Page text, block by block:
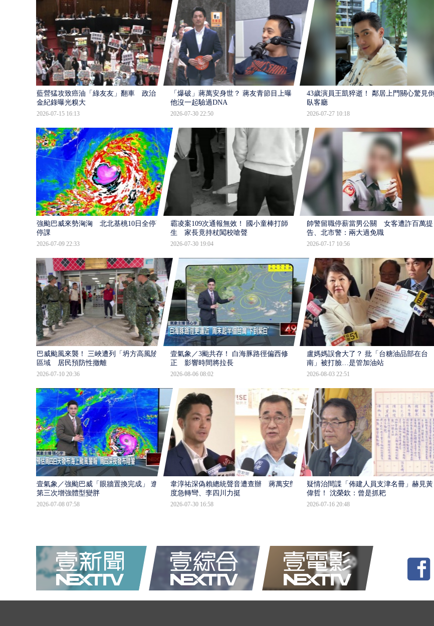
藍營猛攻致癌油「綠友友」翻車 政治獻
金紀錄曝光糗大
2026-07-15 16:13
「爆破」蔣萬安身世？ 蔣友青節目上曝：
他沒一起驗過DNA
2026-07-30 22:50
43歲演員王凱猝逝！ 鄰居上門關心驚見倒
臥客廳
2026-07-27 10:18
強颱巴威來勢洶洶 北北基桃10日全停班
停課
2026-07-09 22:33
霸凌案109次通報無效！ 國小童棒打師
生 家長竟持杖闖校嗆聲
2026-07-30 19:04
帥警留職停薪當男公關 女客遭詐百萬提
告、北市警：兩大過免職
2026-07-17 10:56
巴威颱風來襲！ 三峽遭列「坍方高風險」
區域 居民預防性撤離
2026-07-10 20:36
壹氣象／3颱共存！ 白海豚路徑偏西修
正 影響時間將拉長
2026-08-06 08:02
盧媽媽誤會大了？ 批「台糖油品部在台
南」被打臉…是管加油站
2026-08-03 22:51
壹氣象／強颱巴威「眼牆置換完成」 進入
第三次增強體型變胖
2026-07-08 07:58
韋淳祐深偽賴總統聲音遭查辦 蔣萬安態
度急轉彎、李四川力挺
2026-07-30 16:58
疑情治間諜「佈建人員支津名冊」赫見黃
偉哲！ 沈榮欽：曾是抓耙
2026-07-16 20:48